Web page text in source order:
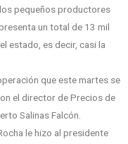
pequeños productores
un total de 13 mil
estado, es decir, casi la
que este martes se
el director de Precios de
Salinas Falcón.
le hizo al presidente